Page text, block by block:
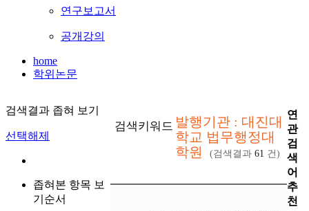
연구보고서
공개강의
home
학위논문
검색결과 좁혀 보기
선택해제
좁혀본 항목 보
기순서
검색키워드 발행기관 : 대진대
학교 법무행정대
학원
(검색결과 61 건)
연
관
검
색
어
추
천